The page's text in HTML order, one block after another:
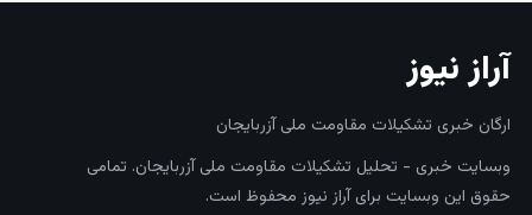
آراز نیوز
ارگان خبری تشکیلات مقاومت ملی آزربایجان
وبسایت خبری - تحلیل تشکیلات مقاومت ملی آزربایجان. تمامی
حقوق این وبسایت برای آراز نیوز محفوظ است.